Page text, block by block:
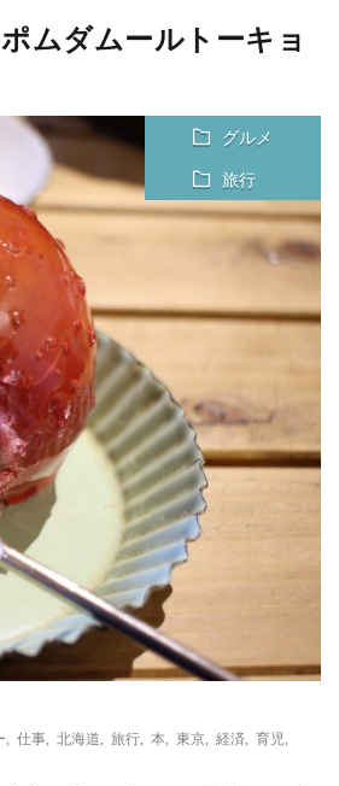
ムダムールトーキョ
グルメ
旅行
仕事 北海道 旅行 本 東京 経済 育児